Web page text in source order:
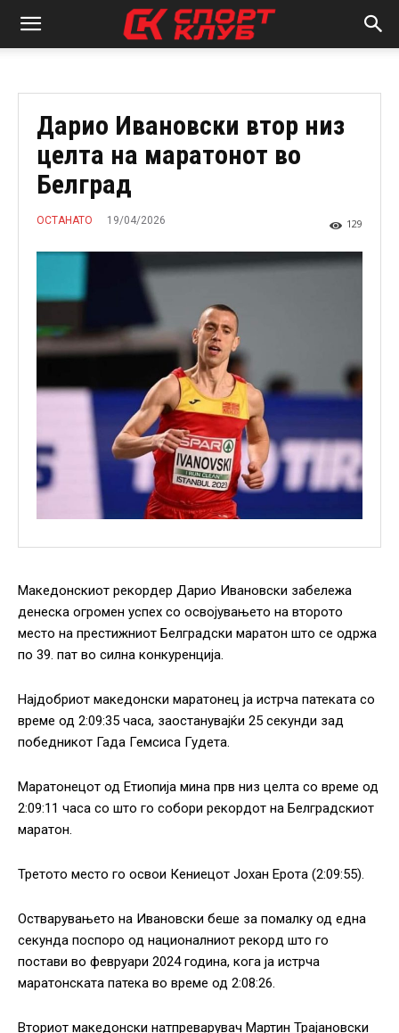
Дарио Ивановски втор низ
целта на маратонот во
Белград
ОСТАНАТО 19/04/2026 129
Македонскиот рекордер Дарио Ивановски забележа
денеска огромен успех со освојувањето на второто
место на престижниот Белградски маратон што се одржа
по 39. пат во силна конкуренција.
Најдобриот македонски маратонец ја истрча патеката со
време од 2:09:35 часа, заостанувајќи 25 секунди зад
победникот Гада Гемсиса Гудета.
Маратонецот од Етиопија мина прв низ целта со време од
2:09:11 часа со што го собори рекордот на Белградскиот
маратон.
Третото место го освои Кениецот Јохан Ерота (2:09:55).
Остварувањето на Ивановски беше за помалку од една
секунда поспоро од националниот рекорд што го
постави во февруари 2024 година, кога ја истрча
маратонската патека во време од 2:08:26.
Вториот македонски натпреварувач Мартин Трајановски